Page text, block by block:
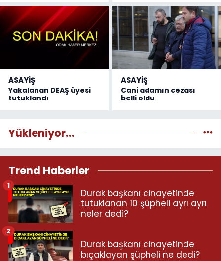
ASAYİŞ
Yakalanan DEAŞ üyesi
tutuklandı
ASAYİŞ
Cani adamın cezası
belli oldu
Yükleniyor...
Trend Haberler
Durak başkanı cinayetinde
tutuklanan 10 şüpheli ayrı ayrı
neler dedi?
1
Durak başkanı cinayetinde
bıçaklayan şüpheli ne dedi?
2